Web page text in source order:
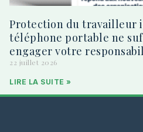
Protection du travailleur
téléphone portable ne
engager votre
22 juillet 2026
LIRE LA SUITE »